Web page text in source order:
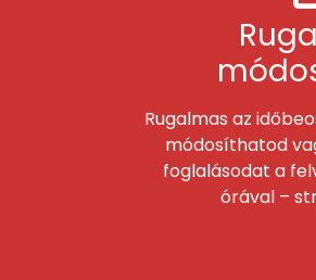
Rugalmas az
módosíthatod
foglalásodat a
órával –